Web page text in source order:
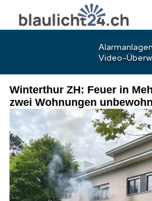
Winterthur ZH: Feuer in
zwei Wohnungen